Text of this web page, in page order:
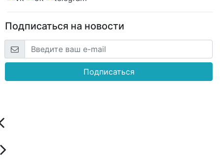
Подписаться на новости
Подписаться